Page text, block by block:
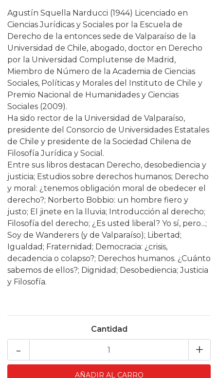
Agustín Squella Narducci (1944) Licenciado en
Ciencias Jurídicas y Sociales por la Escuela de
Derecho de la entonces sede de Valparaíso de la
Universidad de Chile, abogado, doctor en Derecho
por la Universidad Complutense de Madrid,
Miembro de Número de la Academia de Ciencias
Sociales, Políticas y Morales del Instituto de Chile y
Premio Nacional de Humanidades y Ciencias
Sociales (2009).
Ha sido rector de la Universidad de Valparaíso,
presidente del Consorcio de Universidades Estatales
de Chile y presidente de la Sociedad Chilena de
Filosofía Jurídica y Social.
Entre sus libros destacan Derecho, desobediencia y
justicia; Estudios sobre derechos humanos; Derecho
y moral: ¿tenemos obligación moral de obedecer el
derecho?; Norberto Bobbio: un hombre fiero y
justo; El jinete en la lluvia; Introducción al derecho;
Filosofía del derecho; ¿Es usted liberal? Yo sí, pero...;
Soy de Wanderers (y de Valparaíso); Libertad;
Igualdad; Fraternidad; Democracia: ¿crisis,
decadencia o colapso?; Derechos humanos. ¿Cuánto
sabemos de ellos?; Dignidad; Desobediencia; Justicia
y Filosofía.
Cantidad
+
-